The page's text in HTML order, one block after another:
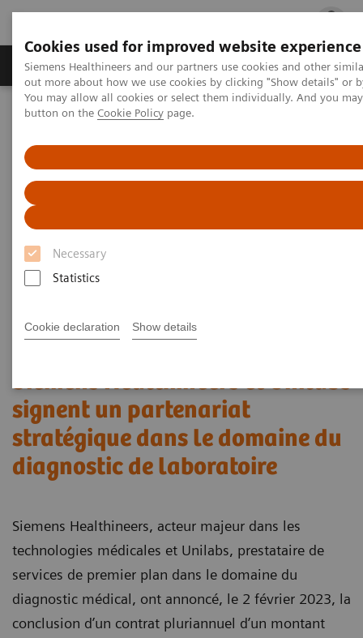
Cookies used for improved website experience
Siemens Healthineers and our partners use cookies and other
out more about how we use cookies by clicking "Show details" or
You may allow all cookies or select them individually. And you
button on the Cookie Policy page.
Necessary
Statistics
Cookie declaration Show details
Produits & services Spécialités cliniques
Accueil
Actualités
Siemens Healthineers et Unilabs
signent un partenariat
stratégique dans le domaine du
diagnostic de laboratoire
Siemens Healthineers, acteur majeur dans les
technologies médicales et Unilabs, prestataire de
services de premier plan dans le domaine du
diagnostic médical, ont annoncé, le 2 février 2023, la
conclusion d’un contrat pluriannuel d’un montant